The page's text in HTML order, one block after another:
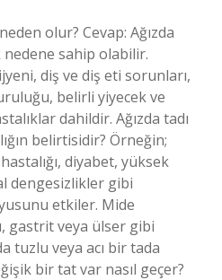
olur? Cevap: Ağızda
sahip olabilir.
diş ve diş eti sorunları,
belirli yiyecek ve
dahildir. Ağızda tadı
belirtisidir? Örneğin;
diyabet, yüksek
dengesizlikler gibi
etkiler. Mide
gastrit veya ülser gibi
tuzlu veya acı bir tada
bir tat var nasıl geçer?